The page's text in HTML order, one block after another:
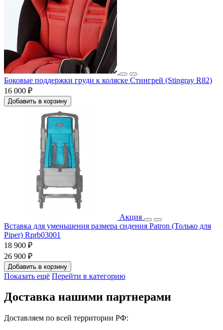
Боковые поддержки груди к коляске Стингрей (Stingray R82)
16 000 ₽
Добавить в корзину
Акция
Вставка для уменьшения размера сидения Patron (Только для
Piper) Rprb03001
18 900 ₽
26 900 ₽
Добавить в корзину
Показать ещё Перейти в категорию
Доставка нашими партнерами
Доставляем по всей территории РФ: